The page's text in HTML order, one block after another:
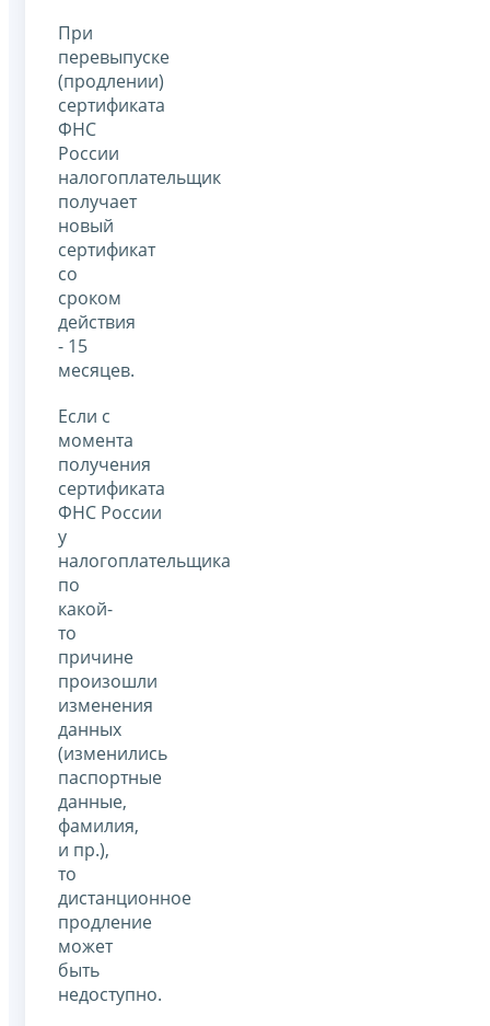
При
перевыпуске
(продлении)
сертификата
ФНС
России
налогоплательщик
получает
новый
сертификат
со
сроком
действия
- 15
месяцев.
Если с
момента
получения
сертификата
ФНС России
у
налогоплательщика
по
какой-
то
причине
произошли
изменения
данных
(изменились
паспортные
данные,
фамилия,
и пр.),
то
дистанционное
продление
может
быть
недоступно.